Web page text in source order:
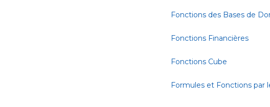
Fonctions des Bases de
Fonctions Financières
Fonctions Cube
Formules et Fonctions par